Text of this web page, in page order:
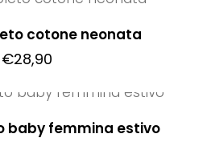
cotone neonata
€28,90
ha
baby femmina estivo